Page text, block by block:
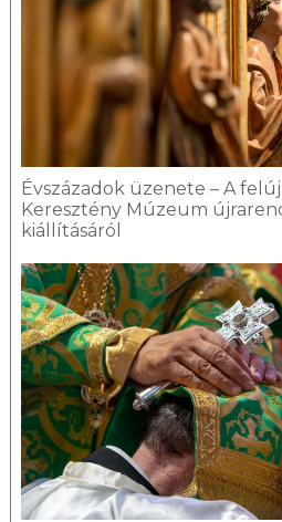
Évszázadok üzenete – A
Keresztény Múzeum
kiállításáról